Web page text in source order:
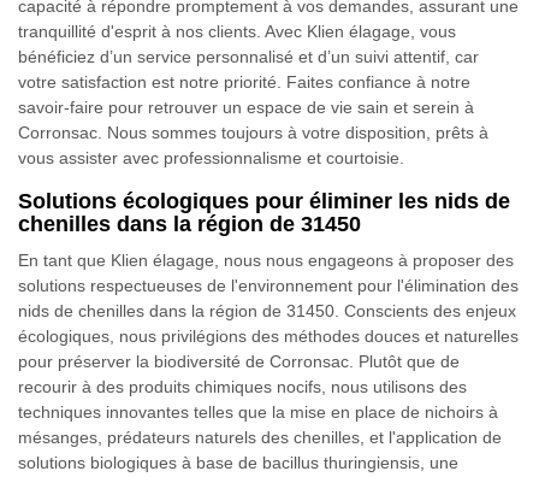
capacité à répondre promptement à vos demandes, assurant une
tranquillité d'esprit à nos clients. Avec Klien élagage, vous
bénéficiez d’un service personnalisé et d’un suivi attentif, car
votre satisfaction est notre priorité. Faites confiance à notre
savoir-faire pour retrouver un espace de vie sain et serein à
Corronsac. Nous sommes toujours à votre disposition, prêts à
vous assister avec professionnalisme et courtoisie.
Solutions écologiques pour éliminer les nids de
chenilles dans la région de 31450
En tant que Klien élagage, nous nous engageons à proposer des
solutions respectueuses de l'environnement pour l'élimination des
nids de chenilles dans la région de 31450. Conscients des enjeux
écologiques, nous privilégions des méthodes douces et naturelles
pour préserver la biodiversité de Corronsac. Plutôt que de
recourir à des produits chimiques nocifs, nous utilisons des
techniques innovantes telles que la mise en place de nichoirs à
mésanges, prédateurs naturels des chenilles, et l'application de
solutions biologiques à base de bacillus thuringiensis, une